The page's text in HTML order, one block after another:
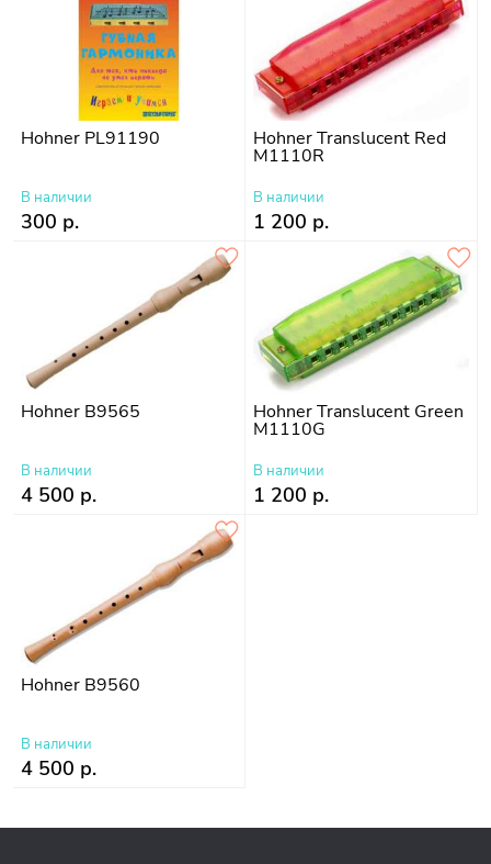
Hohner PL91190
В наличии
300 р.
Hohner Translucent Red
M1110R
В наличии
1 200 р.
Hohner B9565
В наличии
4 500 р.
Hohner Translucent Green
M1110G
В наличии
1 200 р.
Hohner B9560
В наличии
4 500 р.